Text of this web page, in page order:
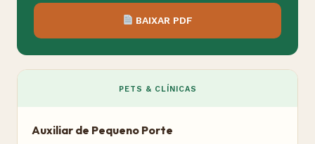
BAIXAR PDF
PETS & CLÍNICAS
Auxiliar de Pequeno Porte